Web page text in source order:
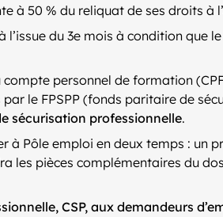
à 50 % du reliquat de ses droits à
du 3e mois à condition que
personnel de formation
le FPSPP (fonds paritaire de
sécurisation professionnelle.
à Pôle emploi en deux temps : un
pièces complémentaires du
CSP, aux demandeurs